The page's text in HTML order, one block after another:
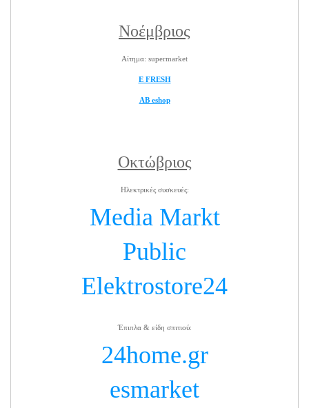
Νοέμβριος
Αίτημα: supermarket
E FRESH
ΑΒ eshop
Οκτώβριος
Ηλεκτρικές συσκευές:
Media Markt
Public
Elektrostore24
Έπιπλα & είδη σπιτιού:
24home.gr
esmarket